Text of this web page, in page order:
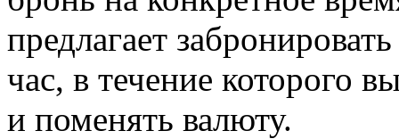
предлагает
час, в течение которого
и поменять валюту.